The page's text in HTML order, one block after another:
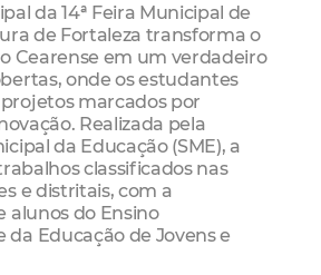
da 14ª Feira Municipal de
de Fortaleza transforma o
Cearense em um verdadeiro
onde os estudantes
marcados por
Realizada pela
da Educação (SME), a
classificados nas
e distritais, com a
alunos do Ensino
Educação de Jovens e